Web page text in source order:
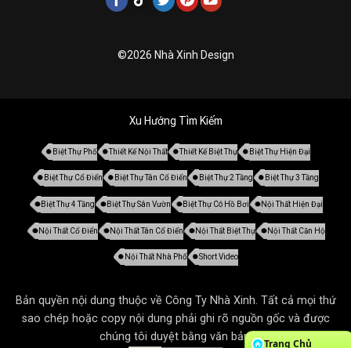
©2026 Nhà Xinh Design
Xu Hướng Tìm Kiếm
Biệt Thự Phố Thiết Kế Nội Thất Thiết Kế Biệt Thự Biệt Thự Hiện Đại
Biệt Thự Cổ Điển Biệt Thự Tân Cổ Điển Biệt Thự 2 Tầng Biệt Thự 3 Tầng
Biệt Thự 4 Tầng Biệt Thự Sân Vườn Biệt Thự Có Hồ Bơi Nội Thất Hiện Đại
Nội Thất Cổ Điển Nội Thất Tân Cổ Điển Nội Thất Biệt Thự Nội Thất Căn Hộ
Nội Thất Nhà Phố Short Video
Bản quyền nội dung thuộc về Công Ty Nhà Xinh. Tất cả mọi thứ
sao chép hoặc copy nội dung phải ghi rõ nguồn gốc và được
chúng tôi duyệt bằng văn bản.
Trang Chủ